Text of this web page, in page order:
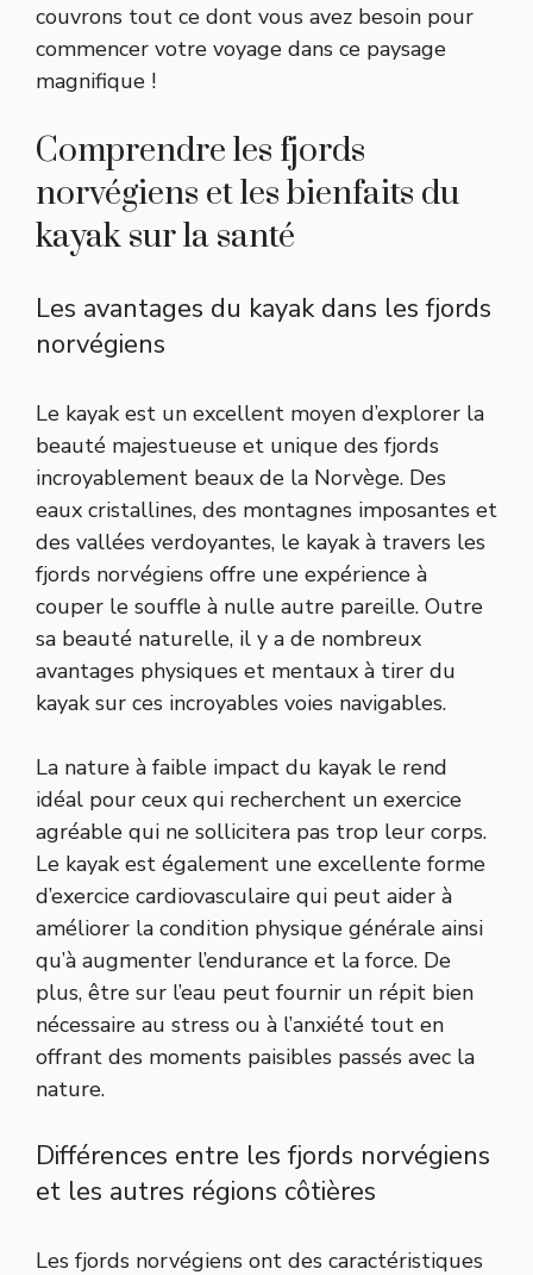
couvrons tout ce dont vous avez besoin pour
commencer votre voyage dans ce paysage
magnifique !
Comprendre les fjords
norvégiens et les bienfaits du
kayak sur la santé
Les avantages du kayak dans les fjords
norvégiens
Le kayak est un excellent moyen d’explorer la
beauté majestueuse et unique des fjords
incroyablement beaux de la Norvège. Des
eaux cristallines, des montagnes imposantes et
des vallées verdoyantes, le kayak à travers les
fjords norvégiens offre une expérience à
couper le souffle à nulle autre pareille. Outre
sa beauté naturelle, il y a de nombreux
avantages physiques et mentaux à tirer du
kayak sur ces incroyables voies navigables.
La nature à faible impact du kayak le rend
idéal pour ceux qui recherchent un exercice
agréable qui ne sollicitera pas trop leur corps.
Le kayak est également une excellente forme
d’exercice cardiovasculaire qui peut aider à
améliorer la condition physique générale ainsi
qu’à augmenter l’endurance et la force. De
plus, être sur l’eau peut fournir un répit bien
nécessaire au stress ou à l’anxiété tout en
offrant des moments paisibles passés avec la
nature.
Différences entre les fjords norvégiens
et les autres régions côtières
Les fjords norvégiens ont des caractéristiques